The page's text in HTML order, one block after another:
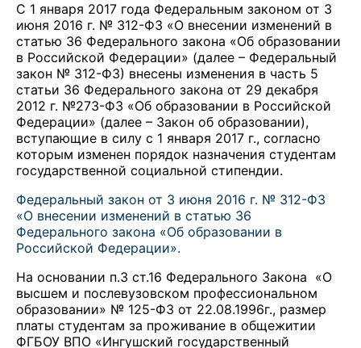
С 1 января 2017 года Федеральным законом от 3
июня 2016 г. № 312-ФЗ «О внесении изменений в
статью 36 Федерального закона «Об образовании
в Российской Федерации» (далее – Федеральный
закон № 312-ФЗ) внесены изменения в часть 5
статьи 36 Федерального закона от 29 декабря
2012 г. №273-ФЗ «Об образовании в Российской
Федерации» (далее – Закон об образовании),
вступающие в силу с 1 января 2017 г., согласно
которым изменен порядок назначения студентам
государственной социальной стипендии.
Федеральный закон от 3 июня 2016 г. № 312-ФЗ
«О внесении изменений в статью 36
Федерального закона «Об образовании в
Российской Федерации».
На основании п.3 ст.16 Федерального Закона «О
высшем и послевузовском профессиональном
образовании» № 125-ФЗ от 22.08.1996г., размер
платы студентам за проживание в общежитии
ФГБОУ ВПО «Ингушский государственный